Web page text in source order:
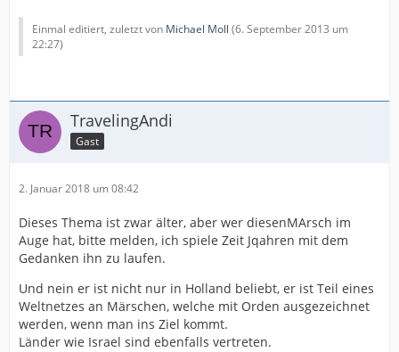
Einmal editiert, zuletzt von Michael Moll (6. September 2013 um
22:27)
TravelingAndi
Gast
2. Januar 2018 um 08:42
Dieses Thema ist zwar älter, aber wer diesenMArsch im
Auge hat, bitte melden, ich spiele Zeit Jqahren mit dem
Gedanken ihn zu laufen.
Und nein er ist nicht nur in Holland beliebt, er ist Teil eines
Weltnetzes an Märschen, welche mit Orden ausgezeichnet
werden, wenn man ins Ziel kommt.
Länder wie Israel sind ebenfalls vertreten.